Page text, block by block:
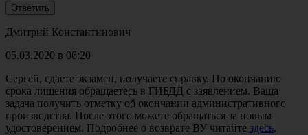
Дмитрий Константинович
05.03.2020 в 06:20
Сергей, сдаете экзамен, получаете справку. По окончанию
срока лишения обращаетесь в ГИБДД с заявлением. Ваша
задача получить отметку об окончании административного
производства. После этого можете обращаться за новым
удостоверением. Подробнее о возврате ВУ читайте здесь.